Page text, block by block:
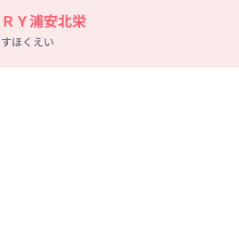
Ｙ浦安北栄
ほくえい